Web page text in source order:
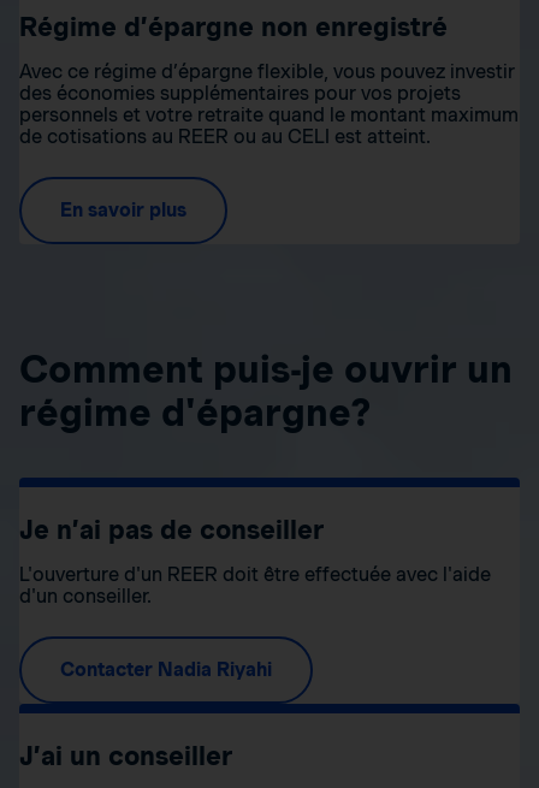
Régime d’épargne non enregistré
Avec ce régime d’épargne flexible, vous pouvez investir
des économies supplémentaires pour vos projets
personnels et votre retraite quand le montant maximum
de cotisations au REER ou au CELI est atteint.
En savoir plus
Comment puis-je ouvrir un
régime d'épargne?
Je n’ai pas de conseiller
L'ouverture d'un REER doit être effectuée avec l'aide
d'un conseiller.
Contacter Nadia Riyahi
J’ai un conseiller